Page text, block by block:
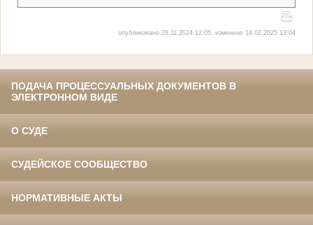
опубликовано 28.11.2024 12:05, изменено 14.02.2025 13:04
ПОДАЧА ПРОЦЕССУАЛЬНЫХ ДОКУМЕНТОВ В
ЭЛЕКТРОННОМ ВИДЕ
О СУДЕ
СУДЕЙСКОЕ СООБЩЕСТВО
НОРМАТИВНЫЕ АКТЫ